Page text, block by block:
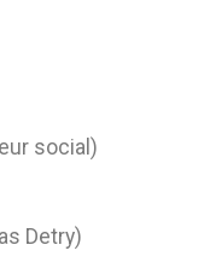
social)
Detry)